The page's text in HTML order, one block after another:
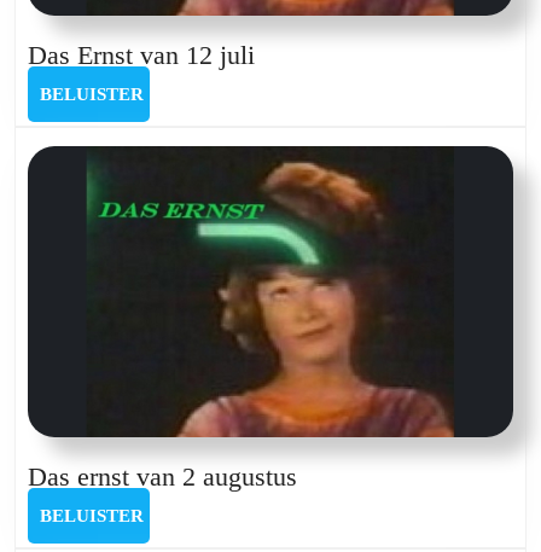
Das Ernst van 12 juli
12
juli
BELUISTER
Das ernst van 2 augustus
BELUISTER